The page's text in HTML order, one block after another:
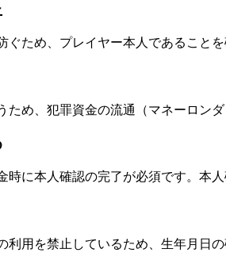
ため、プレイヤー本人であることを
ため、犯罪資金の流通（マネーロン
時に本人確認の完了が必須です。本
利用を禁止しているため、生年月日の